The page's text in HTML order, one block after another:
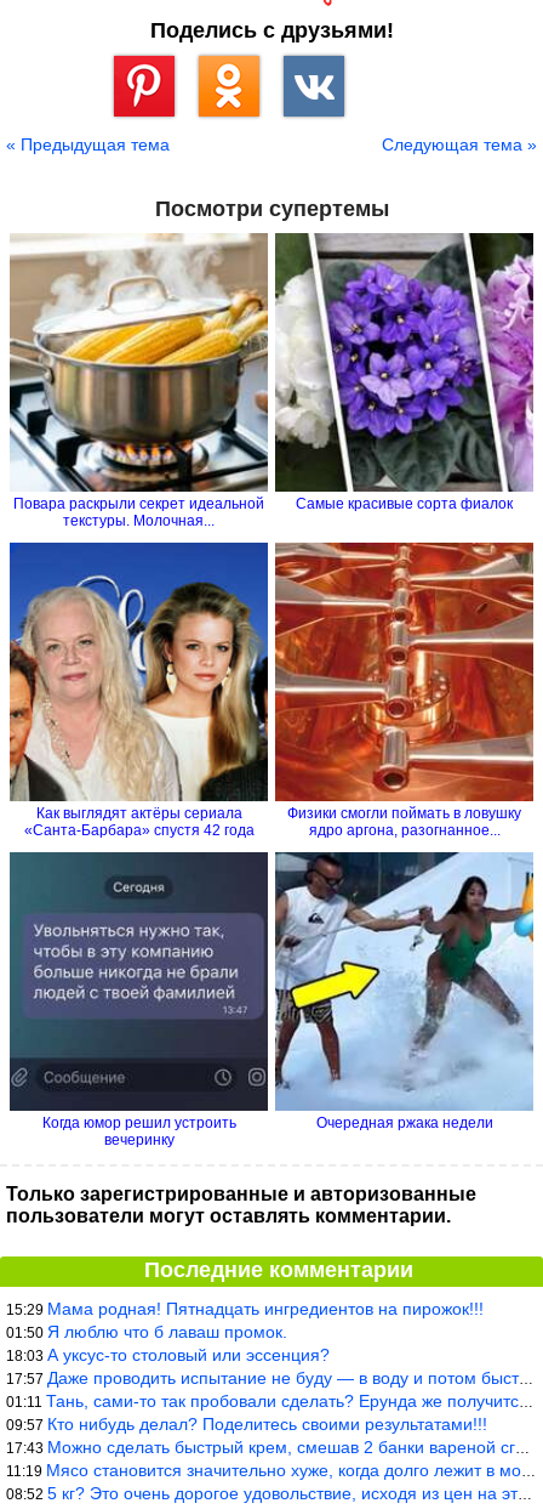
Поделись с друзьями!
« Предыдущая тема Следующая тема »
Посмотри супертемы
Повара раскрыли секрет идеальной
текстуры. Молочная...
Самые красивые сорта фиалок
Как выглядят актёры сериала
«Санта-Барбара» спустя 42 года
Физики смогли поймать в ловушку
ядро аргона, разогнанное...
Когда юмор решил устроить
вечеринку
Очередная ржака недели
Только зарегистрированные и авторизованные
пользователи могут оставлять комментарии.
Последние комментарии
15:29 Мама родная! Пятнадцать ингредиентов на пирожок!!!
01:50 Я люблю что б лаваш промок.
18:03 А уксус-то столовый или эссенция?
17:57 Даже проводить испытание не буду — в воду и потом быстро в раска
01:11 Тань, сами-то так пробовали сделать? Ерунда же получится. Нет, с
09:57 Кто нибудь делал? Поделитесь своими результатами!!!
17:43 Можно сделать быстрый крем, смешав 2 банки вареной сгущенки со с
11:19 Мясо становится значительно хуже, когда долго лежит в морозилке
08:52 5 кг? Это очень дорогое удовольствие, исходя из цен на эту ягоду